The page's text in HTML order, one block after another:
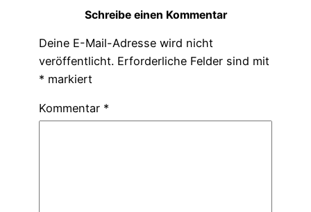
Schreibe einen Kommentar
Deine E-Mail-Adresse wird nicht
veröffentlicht. Erforderliche Felder sind mit
* markiert
Kommentar *